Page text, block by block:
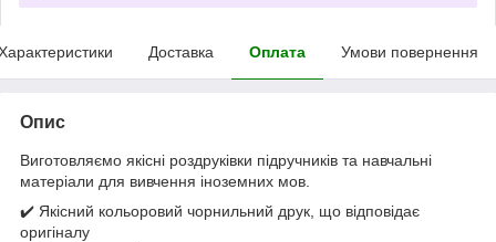
Доставка Оплата Умови повернення
Опис
Виготовляємо якісні роздруківки підручників та навчальні
матеріали для вивчення іноземних мов.
✔️ Якісний кольоровий чорнильний друк, що відповідає
оригіналу